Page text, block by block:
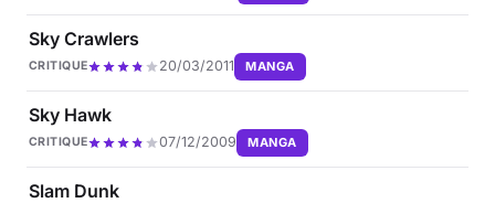
Sky Crawlers
CRITIQUE 20/03/2011 MANGA
Sky Hawk
CRITIQUE 07/12/2009 MANGA
Slam Dunk